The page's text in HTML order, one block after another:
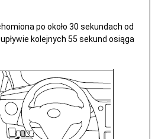
po około 30 sekundach od
kolejnych 55 sekund osiąga